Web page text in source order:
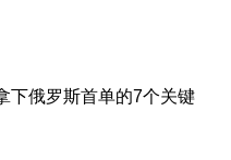
下俄罗斯首单的7个关键